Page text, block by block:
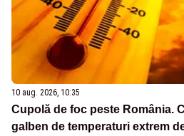
10 aug. 2026, 10:35
Cupolă de foc peste România.
galben de temperaturi extrem